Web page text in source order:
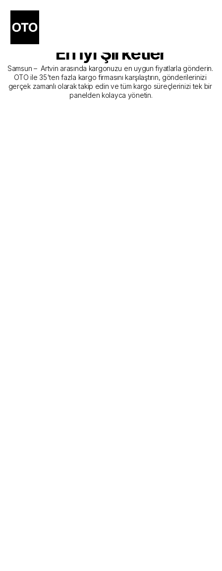
Samsun - Artvin Kargo
Gönderim Hizmeti Sunan
En İyi Şirketler
Samsun –  Artvin arasında kargonuzu en uygun fiyatlarla gönderin.
OTO ile 35'ten fazla kargo firmasını karşılaştırın, gönderilerinizi
gerçek zamanlı olarak takip edin ve tüm kargo süreçlerinizi tek bir
panelden kolayca yönetin.